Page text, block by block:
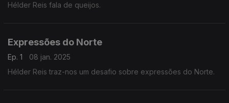
Hélder Reis fala de queijos.
Expressões do Norte
Ep. 1
08 jan. 2025
Hélder Reis traz-nos um desafio sobre expressões do Norte.